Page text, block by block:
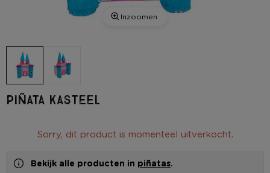
Inzoomen
Piñata kasteel
Sorry, dit product is momenteel uitverkocht.
Bekijk alle producten in piñatas.